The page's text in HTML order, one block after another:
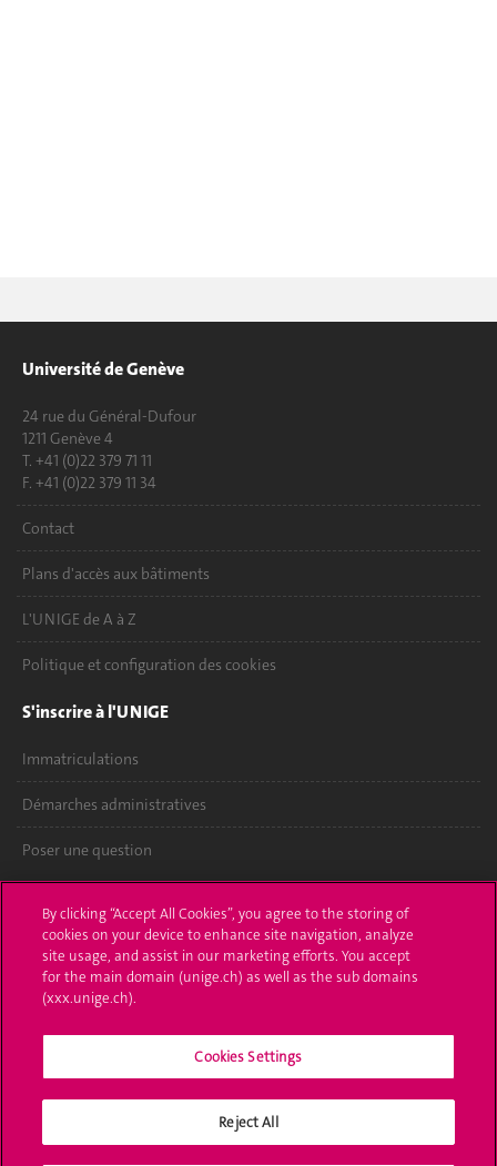
Université de Genève
24 rue du Général-Dufour
1211 Genève 4
T. +41 (0)22 379 71 11
F. +41 (0)22 379 11 34
Contact
Plans d'accès aux bâtiments
L'UNIGE de A à Z
Politique et configuration des cookies
S'inscrire à l'UNIGE
Immatriculations
Démarches administratives
Poser une question
UNIGE Mobile
Médias
Offres d'emploi
Bibliothèque
By clicking “Accept All Cookies”, you agree to the storing of
cookies on your device to enhance site navigation, analyze
site usage, and assist in our marketing efforts. You accept
for the main domain (unige.ch) as well as the sub domains
(xxx.unige.ch).
Cookies Settings
Reject All